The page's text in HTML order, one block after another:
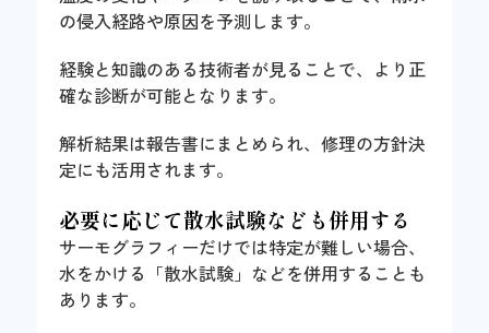
の侵入経路や原因を予測します。
経験と知識のある技術者が見ることで、より正
確な診断が可能となります。
解析結果は報告書にまとめられ、修理の方針決
定にも活用されます。
必要に応じて散水試験なども併用する
サーモグラフィーだけでは特定が難しい場合、
水をかける「散水試験」などを併用することも
あります。